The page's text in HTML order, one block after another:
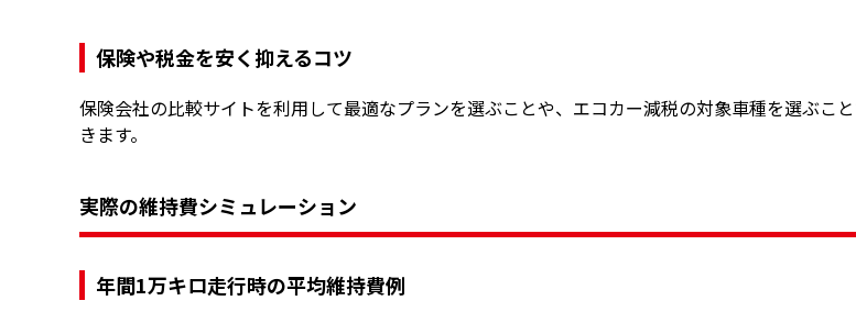
保険や税金を安く抑えるコツ
保険会社の比較サイトを利用して最適なプランを選ぶことや、エコカー減税の対象車種を選ぶこ
きます。
実際の維持費シミュレーション
年間1万キロ走行時の平均維持費例